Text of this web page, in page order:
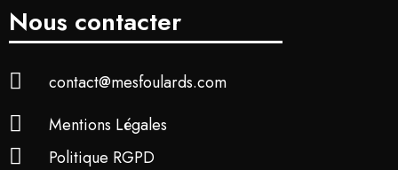
Nous contacter
contact@mesfoulards.com
Mentions Légales
Politique RGPD